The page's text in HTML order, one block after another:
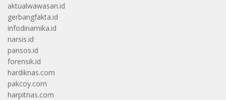
aktualwawasan.id
gerbangfakta.id
infodinamika.id
narsis.id
pansos.id
forensik.id
hardiknas.com
pakcoy.com
harpitnas.com